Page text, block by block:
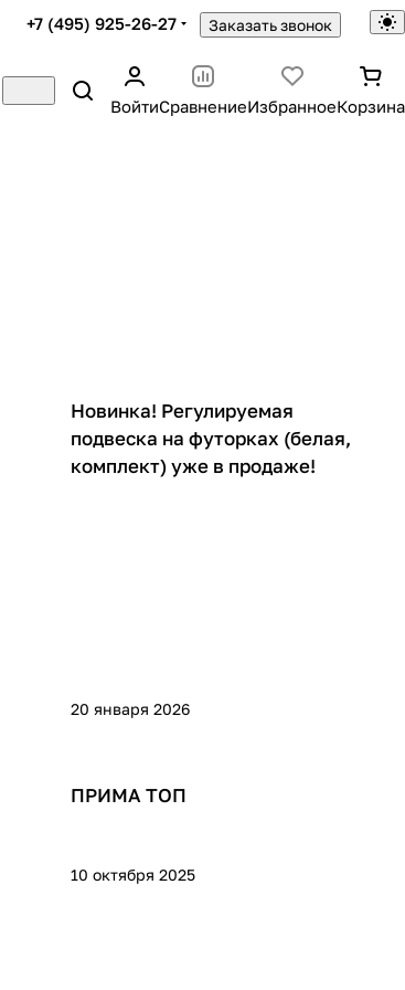
+7 (495) 925-26-27 Заказать звонок
ВойтиСравнениеИзбранноеКорзина
20 января 2026
Новинка! Регулируемая
подвеска на футорках (белая,
комплект) уже в продаже!
10 октября 2025
ПРИМА ТОП